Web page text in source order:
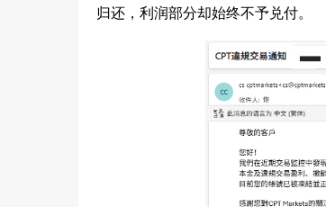
归还，利润部分却始终不予兑付。